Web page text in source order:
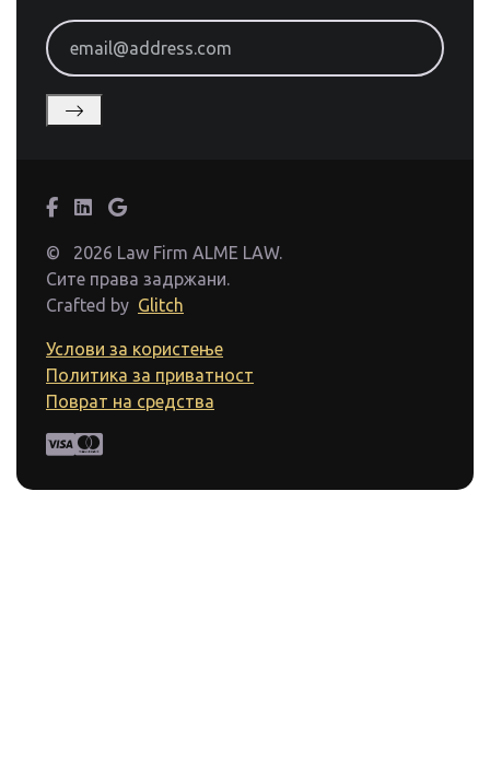
email@address.com
©
2026 Law Firm ALME LAW.
Сите права задржани.
Crafted by Glitch
Услови за користење
Политика за приватност
Поврат на средства